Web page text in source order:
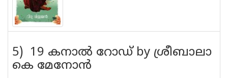
5) 19 കനാല്‍ റോഡ് by ശ്രീബാലാ
കെ മേനോന്‍